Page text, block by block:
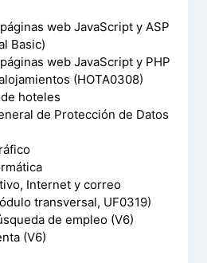
web JavaScript y ASP
Basic)
web JavaScript y PHP
(HOTA0308)
hoteles
de Protección de Datos
Internet y correo
transversal, UF0319)
de empleo (V6)
(V6)